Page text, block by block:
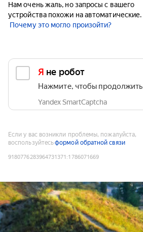
Нам очень жаль, но запросы с вашего
устройства похожи на автоматические.
Почему это могло произойти?
Я не робот
Нажмите, чтобы продолжить
Yandex SmartCaptcha
Если у вас возникли проблемы, пожалуйста,
воспользуйтесьформой обратной связи
9180776283964731371 :1786071669